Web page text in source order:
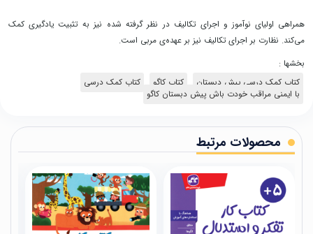
همراهی اولیای نوآموز و اجرای تکالیف در نظر گرفته شده نیز به تثبیت یادگیری کمک
می‌کند. نظارت بر اجرای تکالیف نیز بر عهده‌ی مربی است.
بخشها :
کتاب کمک درسی پیش دبستان
کتاب کاگو
کتاب‌‌ کمک درسی
با ایمنی مراقب خودت باش پیش دبستان کاگو
محصولات مرتبط